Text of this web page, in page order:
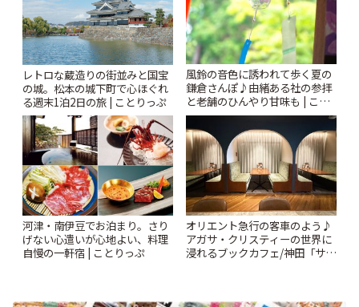
レトロな蔵造りの街並みと国宝
の城。松本の城下町で心ほぐれ
る週末1泊2日の旅 | ことりっぷ
風鈴の音色に誘われて歩く夏の
鎌倉さんぽ♪由緒ある社の参拝
と老舗のひんやり甘味も | こと
りっぷ
河津・南伊豆でお泊まり。さり
げない心遣いが心地よい、料理
自慢の一軒宿 | ことりっぷ
オリエント急行の客車のよう♪
アガサ・クリスティーの世界に
浸れるブックカフェ/神田「サロ